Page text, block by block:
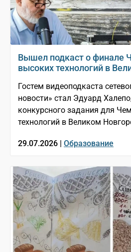
Вышел подкаст о финале
высоких технологий в
Гостем видеоподкаста
новости» стал Эдуард
конкурсного задания для
технологий в Великом
29.07.2026 | Образование